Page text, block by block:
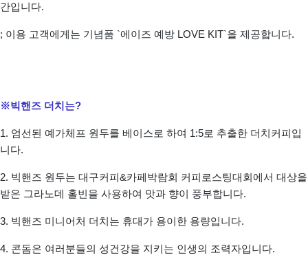
간입니다. ​
; 이용 고객에게는 기념품 `에이즈 예방 LOVE KIT`을 제공합니다. ​
※빅핸즈 더치는?
1. 엄선된 예가체프 원두를 베이스로 하여 1:5로 추출한 더치커피입
니다.
2. 빅핸즈 원두는 대구커피&카페박람회 커피로스팅대회에서 대상을
받은 그라노데 홀빈을 사용하여 맛과 향이 풍부합니다.
3. 빅핸즈 미니어처 더치는 휴대가 용이한 용량입니다.
4. 콘돔은 여러분들의 성건강을 지키는 인생의 조력자입니다.